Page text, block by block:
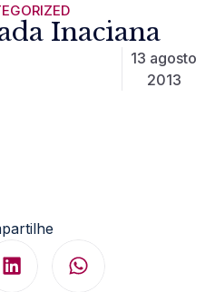
Inaciana
13 agosto
2013